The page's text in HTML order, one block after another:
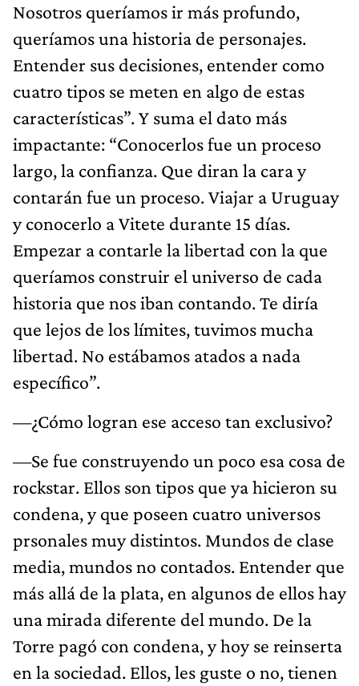
Nosotros queríamos ir más profundo,
queríamos una historia de personajes.
Entender sus decisiones, entender como
cuatro tipos se meten en algo de estas
características”. Y suma el dato más
impactante: “Conocerlos fue un proceso
largo, la confianza. Que diran la cara y
contarán fue un proceso. Viajar a Uruguay
y conocerlo a Vitete durante 15 días.
Empezar a contarle la libertad con la que
queríamos construir el universo de cada
historia que nos iban contando. Te diría
que lejos de los límites, tuvimos mucha
libertad. No estábamos atados a nada
específico”.
—¿Cómo logran ese acceso tan exclusivo?
—Se fue construyendo un poco esa cosa de
rockstar. Ellos son tipos que ya hicieron su
condena, y que poseen cuatro universos
prsonales muy distintos. Mundos de clase
media, mundos no contados. Entender que
más allá de la plata, en algunos de ellos hay
una mirada diferente del mundo. De la
Torre pagó con condena, y hoy se reinserta
en la sociedad. Ellos, les guste o no, tienen